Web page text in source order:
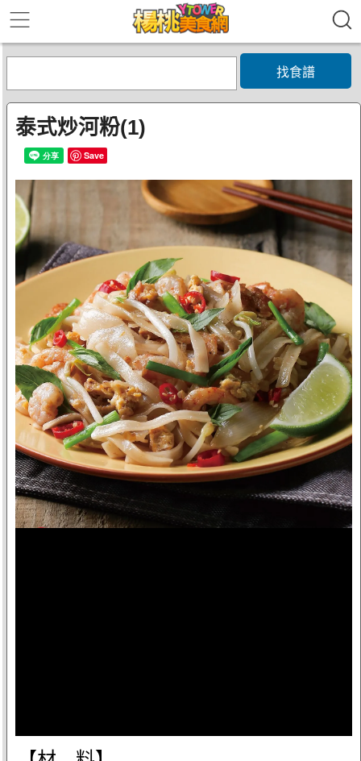
找食譜
泰式炒河粉(1)
Save